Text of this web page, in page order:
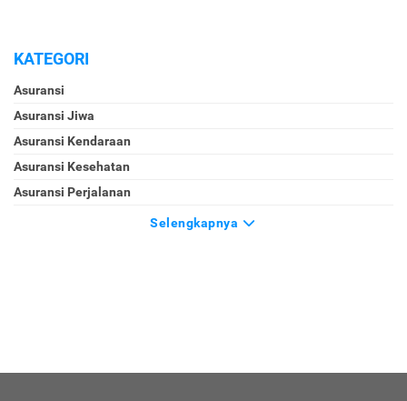
KATEGORI
Asuransi
Asuransi Jiwa
Asuransi Kendaraan
Asuransi Kesehatan
Asuransi Perjalanan
Selengkapnya